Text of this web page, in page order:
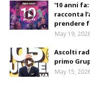
'10 anni
racconta
prendere
May 19,
Ascolti
primo
May 15,